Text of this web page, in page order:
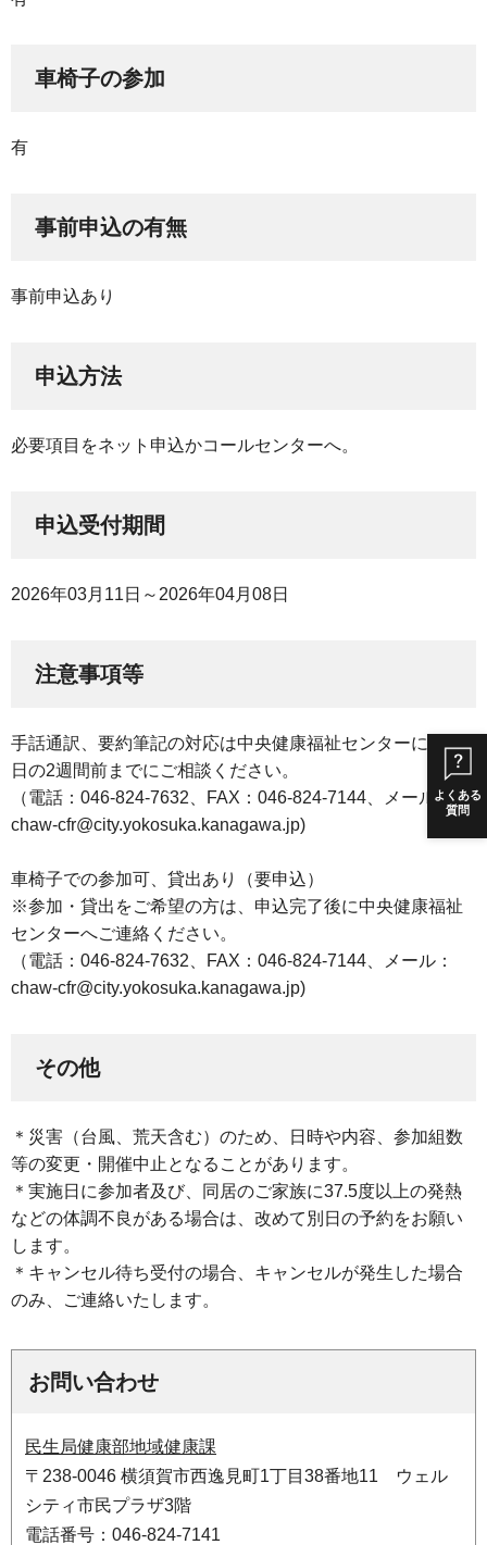
よくある
質問
車椅子の参加
有
事前申込の有無
事前申込あり
申込方法
必要項目をネット申込かコールセンターへ。
申込受付期間
2026年03月11日～2026年04月08日
注意事項等
手話通訳、要約筆記の対応は中央健康福祉センターに開催
日の2週間前までにご相談ください。
（電話：046-824-7632、FAX：046-824-7144、メール：
chaw-cfr@city.yokosuka.kanagawa.jp)
車椅子での参加可、貸出あり（要申込）
※参加・貸出をご希望の方は、申込完了後に中央健康福祉
センターへご連絡ください。
（電話：046-824-7632、FAX：046-824-7144、メール：
chaw-cfr@city.yokosuka.kanagawa.jp)
その他
＊災害（台風、荒天含む）のため、日時や内容、参加組数
等の変更・開催中止となることがあります。
＊実施日に参加者及び、同居のご家族に37.5度以上の発熱
などの体調不良がある場合は、改めて別日の予約をお願い
します。
＊キャンセル待ち受付の場合、キャンセルが発生した場合
のみ、ご連絡いたします。
お問い合わせ
民生局健康部地域健康課
〒238-0046 横須賀市西逸見町1丁目38番地11 ウェル
シティ市民プラザ3階
電話番号：046-824-7141